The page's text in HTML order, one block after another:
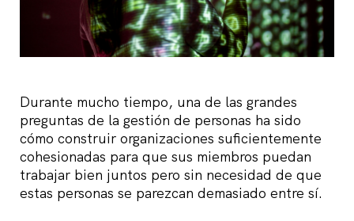
Durante mucho tiempo, una de las grandes
preguntas de la gestión de personas ha sido
cómo construir organizaciones suficientemente
cohesionadas para que sus miembros puedan
trabajar bien juntos pero sin necesidad de que
estas personas se parezcan demasiado entre sí.